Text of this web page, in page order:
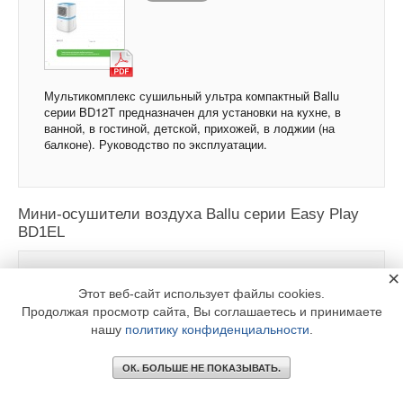
Мультикомплекс сушильный ультра компактный Ballu
серии BD12T предназначен для установки на кухне, в
ванной, в гостиной, детской, прихожей, в лоджии (на
балконе). Руководство по эксплуатации.
Мини-осушители воздуха Ballu серии Easy Play
BD1EL
BALLU
Скачать
Этот веб-сайт использует файлы cookies.
Продолжая просмотр сайта, Вы соглашаетесь и принимаете
нашу политику конфиденциальности
ОК. БОЛЬШЕ НЕ ПОКАЗЫВАТЬ.
×